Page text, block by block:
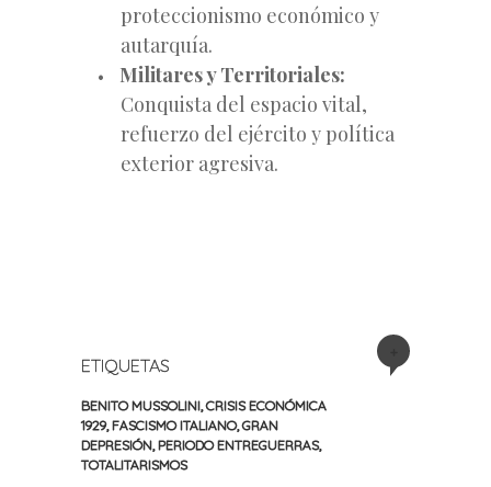
proteccionismo económico y
autarquía.
Militares y Territoriales:
Conquista del espacio vital,
refuerzo del ejército y política
exterior agresiva.
ETIQUETAS
BENITO MUSSOLINI ,CRISIS ECONÓMICA
1929, FASCISMO ITALIANO,GRAN
DEPRESIÓN PERIODO ENTREGUERRAS,
TOTALITARISMOS